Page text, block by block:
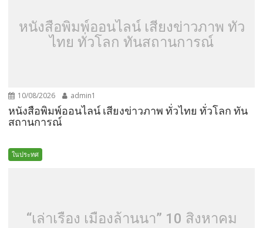
หนังสือพิมพ์ออนไลน์ เสียงข่าวภาพ ทั่ว
ไทย ทั่วโลก ทันสถานการณ์
10/08/2026 admin1
หนังสือพิมพ์ออนไลน์ เสียงข่าวภาพ ทั่วไทย ทั่วโลก ทัน
สถานการณ์
ในประทศ
“เล่าเรื่อง เมืองล้านนา” 10 สิงหาคม